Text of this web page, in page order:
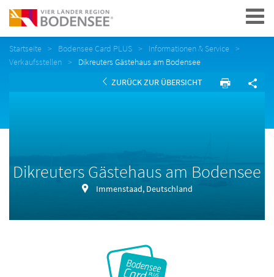
Navigation
Startseite Bodensee Card PLUS
Informationen & Service
Verkaufsstellen
Dikreuters Gästehaus am Bodensee
ZURÜCK ZUR ÜBERSICHT
Dikreuters Gästehaus am Bodensee
Immenstaad, Deutschland